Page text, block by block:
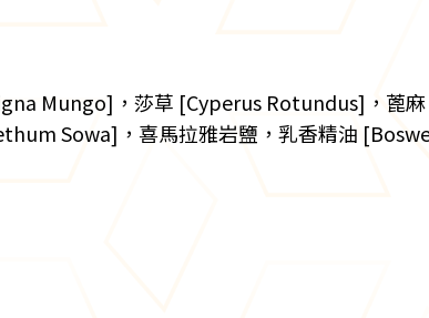
Mungo]，莎草 [Cyperus Rotundus]，蓖
Sowa]，喜馬拉雅岩鹽，乳香精油